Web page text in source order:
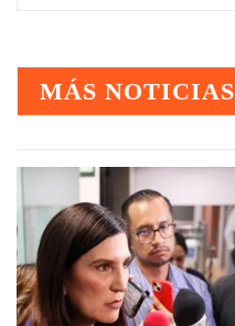
MÁS NOTICIAS